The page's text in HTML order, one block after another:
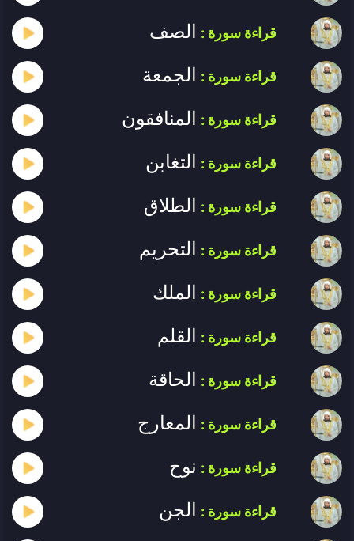
قراءة سورة : الصف
قراءة سورة : الجمعة
قراءة سورة : المنافقون
قراءة سورة : التغابن
قراءة سورة : الطلاق
قراءة سورة : التحريم
قراءة سورة : الملك
قراءة سورة : القلم
قراءة سورة : الحاقة
قراءة سورة : المعارج
قراءة سورة : نوح
قراءة سورة : الجن